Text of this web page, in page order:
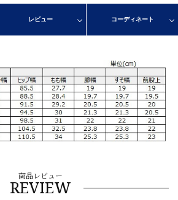
レビュー コーディネート
商品レビュー
REVIEW